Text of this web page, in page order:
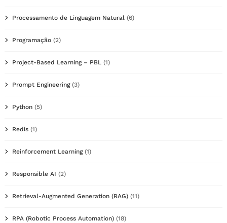
Processamento de Linguagem Natural (6)
Programação (2)
Project-Based Learning – PBL (1)
Prompt Engineering(3)
Python (5)
Redis (1)
Reinforcement Learning(1)
Responsible AI (2)
Retrieval-Augmented Generation (RAG) (11)
RPA (Robotic Process Automation) (18)